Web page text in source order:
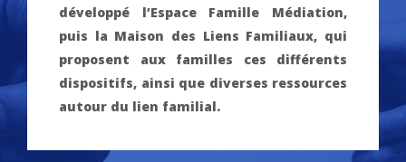
développé l’Espace Famille Médiation,
puis la Maison des Liens Familiaux, qui
proposent aux familles ces différents
dispositifs, ainsi que diverses ressources
autour du lien familial.